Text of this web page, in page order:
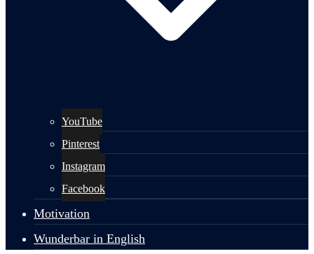
YouTube
Pinterest
Instagram
Facebook
Motivation
Wunderbar in English